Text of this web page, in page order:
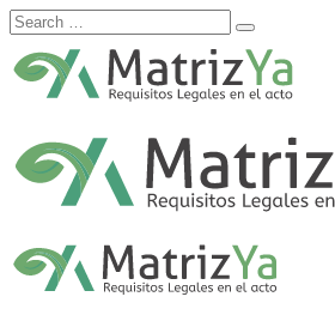
Skip
to
content